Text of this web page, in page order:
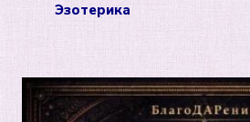
Эзотерика